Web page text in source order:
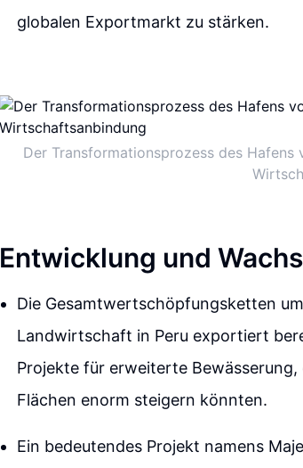
globalen Exportmarkt zu stärken.
Der Transformationsprozess des
Entwicklung und
Die Gesamtwertschöpfungsketten
Landwirtschaft in Peru exportiert
Projekte für erweiterte
Flächen enorm steigern könnten.
Ein bedeutendes Projekt namens